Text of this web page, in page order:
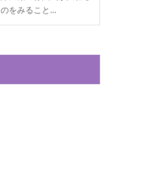
のをみること…